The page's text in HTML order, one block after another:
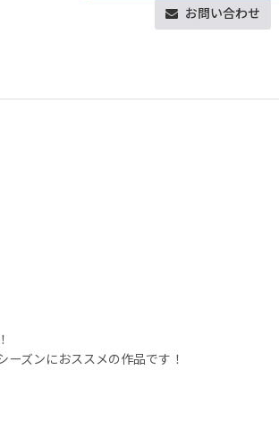
お問い合わせ
ズンにおススメの作品です！